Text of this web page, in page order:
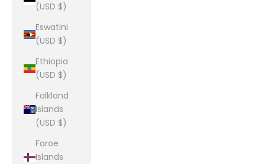
(USD $)
Eswatini
(USD $)
Ethiopia
(USD $)
Falkland
Islands
(USD $)
Faroe
Islands